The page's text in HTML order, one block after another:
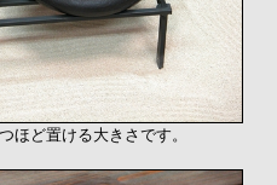
ほど置ける大きさです。